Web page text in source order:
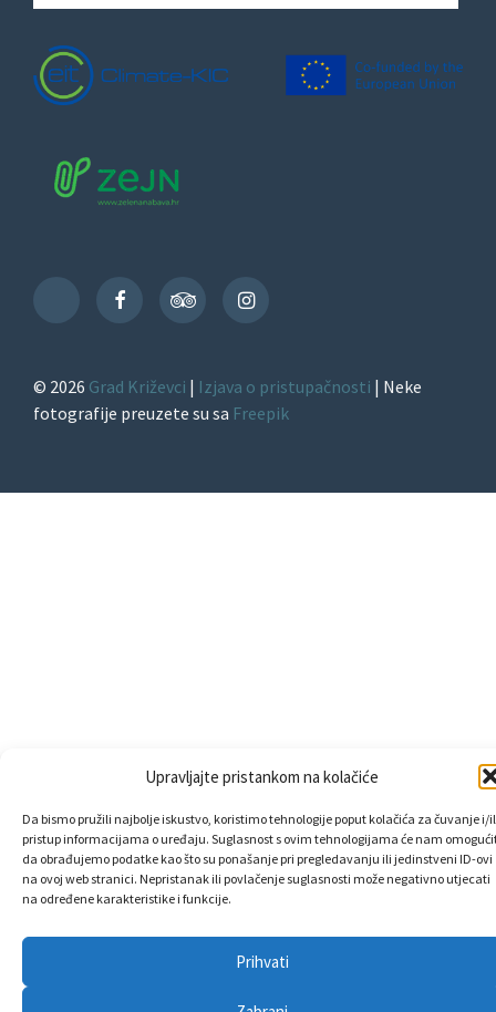
Upravljajte pristankom na kolačiće
Da bismo pružili najbolje iskustvo, koristimo tehnologije poput kolačića za čuvanje i/
pristup informacijama o uređaju. Suglasnost s ovim tehnologijama će nam
da obrađujemo podatke kao što su ponašanje pri pregledavanju ili jedinstveni ID-ovi
na ovoj web stranici. Nepristanak ili povlačenje suglasnosti može negativno utjecati
na određene karakteristike i funkcije.
Prihvati
TikTok
FacebookTripAdvisorInstagram
© 2026 Grad Križevci | Izjava o pristupačnosti | Neke
fotografije preuzete su sa Freepik